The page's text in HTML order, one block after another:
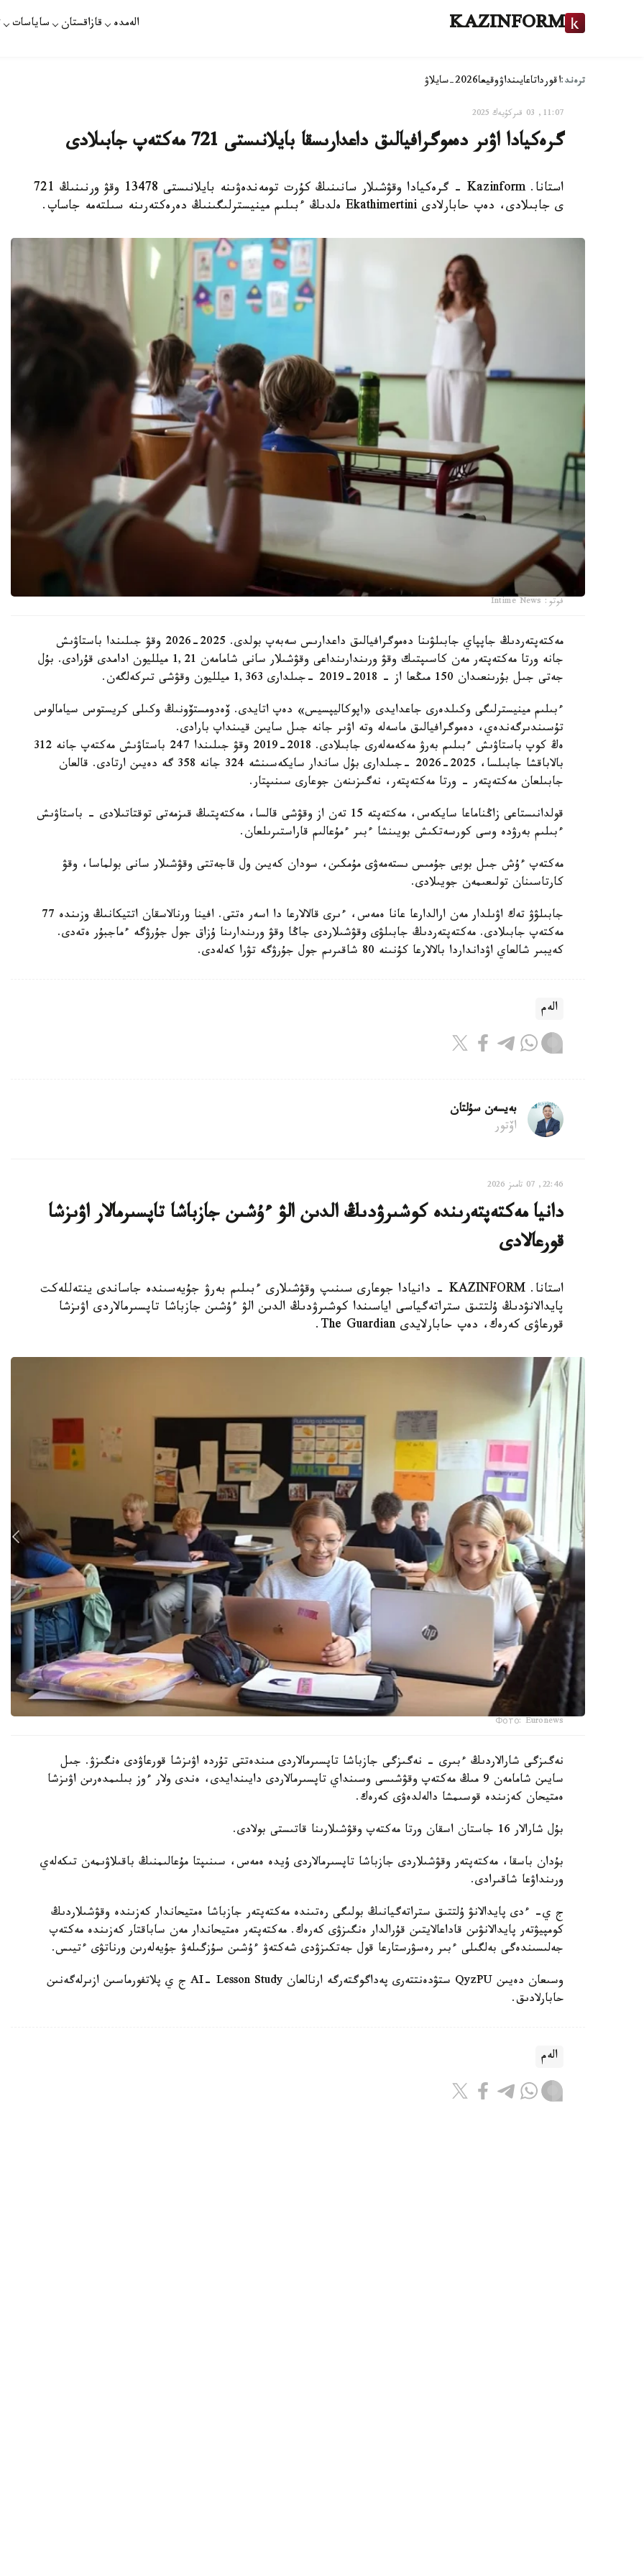
KAZINFORM الەمدە قازاقستان ساياسات
ترەند:اقورداتاعايىنداۋوقيعا2026-سايلاۋ
11:07, 03 قىركۇيەك 2025
گرەكيادا اۋىر دەموگرافيالىق داعدارىسقا بايلانىستى 721 مەكتەپ جابىلادى
استانا. Kazinform - گرەكيادا وقۋشىلار سانىنىڭ كۇرت تومەندەۋىنە بايلانىستى 13478 وقۋ ورنىنىڭ 721
ى جابىلادى، دەپ حابارلادى Ekathimertini ەلدىڭ ءبىلىم مينيسترلىگىنىڭ دەرەكتەرىنە سىلتەمە جاساپ.
فوتو: Intime News
مەكتەپتەردىڭ جاپپاي جابىلۋىنا دەموگرافيالىق داعدارىس سەبەپ بولدى. 2025-2026 وقۋ جىلىندا باستاۋىش
جانە ورتا مەكتەپتەر مەن كاسىپتىك وقۋ ورىندارىنداعى وقۋشىلار سانى شامامەن 1,21 ميلليون ادامدى قۇرادى. بۇل
جەتى جىل بۇرىنعىدان 150 مىڭعا از - 2018-2019 -جىلدارى 1,363 ميلليون وقۋشى تىركەلگەن.
ءبىلىم مينيسترلىگى وكىلدەرى جاعدايدى «اپوكاليپسيس» دەپ اتايدى. ۆەدومستۆونىڭ وكىلى كريستوس سيامالوس
تۇسىندىرگەندەي، دەموگرافيالىق ماسەلە وتە اۋىر جانە جىل سايىن قيىنداپ بارادى.
ەڭ كوپ باستاۋىش ءبىلىم بەرۋ مەكەمەلەرى جابىلادى. 2018-2019 وقۋ جىلىندا 247 باستاۋىش مەكتەپ جانە 312
بالاباقشا جابىلسا، 2025-2026 -جىلدارى بۇل ساندار سايكەسىنشە 324 جانە 358 گە دەيىن ارتادى. قالعان
جابىلعان مەكتەپتەر - ورتا مەكتەپتەر، نەگىزىنەن جوعارى سىنىپتار.
قولدانىستاعى زاڭناماعا سايكەس، مەكتەپتە 15 تەن از وقۋشى قالسا، مەكتەپتىڭ قىزمەتى توقتاتىلادى - باستاۋىش
ءبىلىم بەرۋدە وسى كورسەتكىش بويىنشا ءبىر ءمۇعالىم قاراستىرىلعان.
مەكتەپ ءۇش جىل بويى جۇمىس ىستەمەۋى مۇمكىن، سودان كەيىن ول قاجەتتى وقۋشىلار سانى بولماسا، وقۋ
كارتاسىنان تولىعىمەن جويىلادى.
جابىلۋۋ تەك اۋىلدار مەن ارالدارعا عانا ەمەس، ءىرى قالالارعا دا اسەر ەتتى. افينا ورنالاسقان اتتيكانىڭ وزىندە 77
مەكتەپ جابىلادى. مەكتەپتەردىڭ جابىلۋى وقۋشىلاردى جاڭا وقۋ ورىندارىنا ۇزاق جول جۇرۋگە ءماجبۇر ەتەدى.
كەيبىر شالعاي اۋدانداردا بالالارعا كۇنىنە 80 شاقىرىم جول جۇرۋگە تۋرا كەلەدى.
الەم
بەيسەن سۇلتان
اۆتور
22:46, 07 تامىز 2026
دانيا مەكتەپتەرىندە كوشىرۋدىڭ الدىن الۋ ءۇشىن جازباشا تاپسىرمالار اۋىزشا
قورعالادى
استانا. KAZINFORM - دانيادا جوعارى سىنىپ وقۋشىلارى ءبىلىم بەرۋ جۇيەسىندە جاساندى ينتەللەكت
پايدالانۋدىڭ ۇلتتىق ستراتەگياسى اياسىندا كوشىرۋدىڭ الدىن الۋ ءۇشىن جازباشا تاپسىرمالاردى اۋىزشا
قورعاۋى كەرەك، دەپ حابارلايدى The Guardian.
Фото: Euronews
نەگىزگى شارالاردىڭ ءبىرى - نەگىزگى جازباشا تاپسىرمالاردى مىندەتتى تۇردە اۋىزشا قورعاۋدى ەنگىزۋ. جىل
سايىن شامامەن 9 مىڭ مەكتەپ وقۋشىسى وسىنداي تاپسىرمالاردى دايىندايدى، ەندى ولار ءوز بىلىمدەرىن اۋىزشا
ەمتيحان كەزىندە قوسىمشا دالەلدەۋى كەرەك.
بۇل شارالار 16 جاستان اسقان ورتا مەكتەپ وقۋشىلارىنا قاتىستى بولادى.
بۇدان باسقا، مەكتەپتەر وقۋشىلاردى جازباشا تاپسىرمالاردى ۇيدە ەمەس، سىنىپتا مۇعالىمنىڭ باقىلاۋىمەن تىكەلەي
ورىنداۋعا شاقىرادى.
ج ي- ءدى پايدالانۋ ۇلتتىق ستراتەگيانىڭ بولىگى رەتىندە مەكتەپتەر جازباشا ەمتيحاندار كەزىندە وقۋشىلاردىڭ
كومپيۋتەر پايدالانۋىن قاداعالايتىن قۇرالدار ەنگىزۋى كەرەك. مەكتەپتەر ەمتيحاندار مەن ساباقتار كەزىندە مەكتەپ
جەلىسىندەگى بەلگىلى ءبىر رەسۋرستارعا قول جەتكىزۋدى شەكتەۋ ءۇشىن سۇزگىلەۋ جۇيەلەرىن ورناتۋى ءتيىس.
وسىعان دەيىن QyzPU ستۋدەنتتەرى پەداگوگتەرگە ارنالعان AI- Lesson Study ج ي پلاتفورماسىن ازىرلەگەنىن
حابارلادىق.
الەم